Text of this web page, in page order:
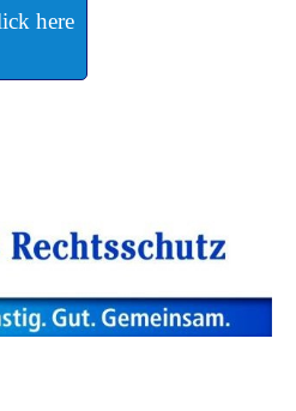
here